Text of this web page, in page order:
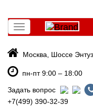
Toggle
navigation
Москва, Шоссе
пн-пт 9:00 – 18:00
Задать вопрос
+7(499) 390-32-39